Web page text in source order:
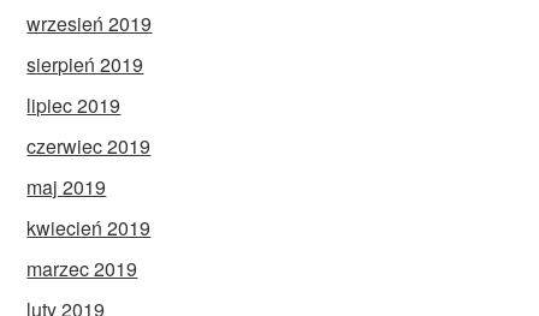
wrzesień 2019
sierpień 2019
lipiec 2019
czerwiec 2019
maj 2019
kwiecień 2019
marzec 2019
luty 2019